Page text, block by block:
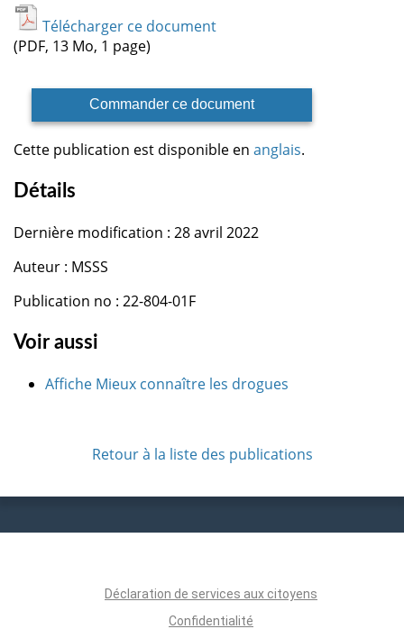
Télécharger ce document
(PDF, 13 Mo, 1 page)
Commander ce document
Cette publication est disponible en anglais.
Détails
Dernière modification : 28 avril 2022
Auteur : MSSS
Publication no : 22-804-01F
Voir aussi
Affiche Mieux connaître les drogues
Retour à la liste des publications
Déclaration de services aux citoyens
Confidentialité